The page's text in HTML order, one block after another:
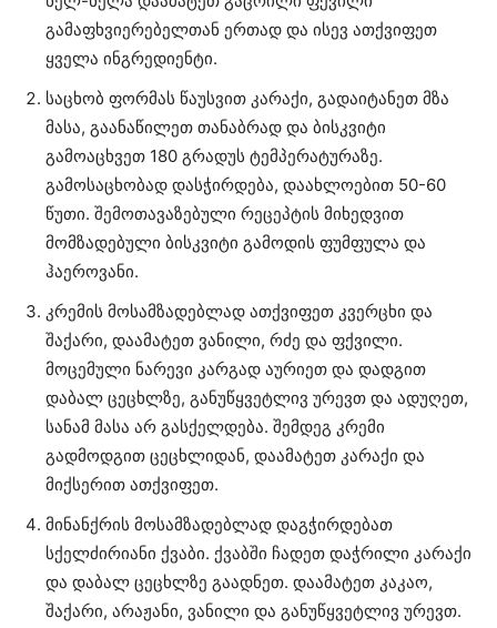
გამაფხვიერებელთან ერთად და ისევ ათქვიფეთ
ყველა ინგრედიენტი.
საცხობ ფორმას წაუსვით კარაქი, გადაიტანეთ მზა
მასა, გაანაწილეთ თანაბრად და ბისკვიტი
გამოაცხვეთ 180 გრადუს ტემპერატურაზე.
გამოსაცხობად დასჭირდება, დაახლოებით 50-60
წუთი. შემოთავაზებული რეცეპტის მიხედვით
მომზადებული ბისკვიტი გამოდის ფუმფულა და
ჰაეროვანი.
კრემის მოსამზადებლად ათქვიფეთ კვერცხი და
შაქარი, დაამატეთ ვანილი, რძე და ფქვილი.
მოცემული ნარევი კარგად აურიეთ და დადგით
დაბალ ცეცხლზე, განუწყვეტლივ ურევთ და ადუღეთ,
სანამ მასა არ გასქელდება. შემდეგ კრემი
გადმოდგით ცეცხლიდან, დაამატეთ კარაქი და
მიქსერით ათქვიფეთ.
მინანქრის მოსამზადებლად დაგჭირდებათ
სქელძირიანი ქვაბი. ქვაბში ჩადეთ დაჭრილი კარაქი
და დაბალ ცეცხლზე გაადნეთ. დაამატეთ კაკაო,
შაქარი, არაჟანი, ვანილი და განუწყვეტლივ ურევთ.